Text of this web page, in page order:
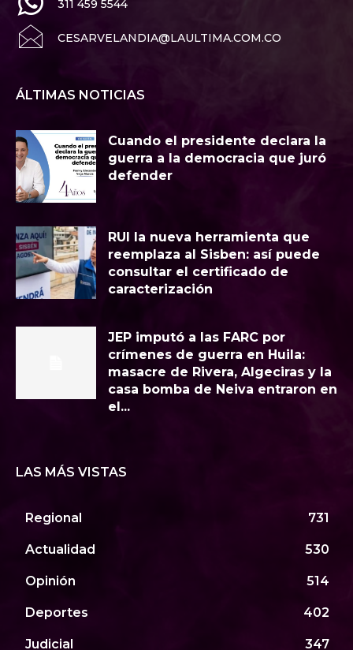
311 459 5544
CESARVELANDIA@LAULTIMA.COM.CO
ÁLTIMAS NOTICIAS
Cuando el presidente declara la
guerra a la democracia que juró
defender
RUI la nueva herramienta que
reemplaza al Sisben: así puede
consultar el certificado de
caracterización
JEP imputó a las FARC por
crímenes de guerra en Huila:
masacre de Rivera, Algeciras y la
casa bomba de Neiva entraron en
el...
LAS MÁS VISTAS
Regional 731
Actualidad 530
Opinión 514
Deportes 402
Judicial 347